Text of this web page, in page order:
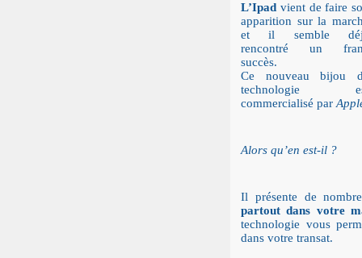
L’Ipad vient de faire
apparition sur la
et il semble
rencontré un
succès.
Ce nouveau bijou
technologie
commercialisé par
Alors qu’en est-il ?
Il présente de
partout dans votre
technologie vous
dans votre transat.